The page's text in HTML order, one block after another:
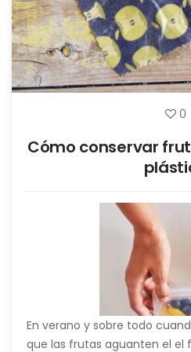
0
Cómo conservar
En verano y sobre todo
que las frutas aguanten el el